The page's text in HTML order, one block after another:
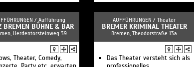
/ Aufführung
BREMEN BÜHNE & BAR
Herdentorsteinweg 39
Theater, Comedy,
AUFFÜHRUNGEN / Theater
BREMER KRIMINAL THEATER
Bremen, Theodorstraße 13a
Das Theater versteht sich als